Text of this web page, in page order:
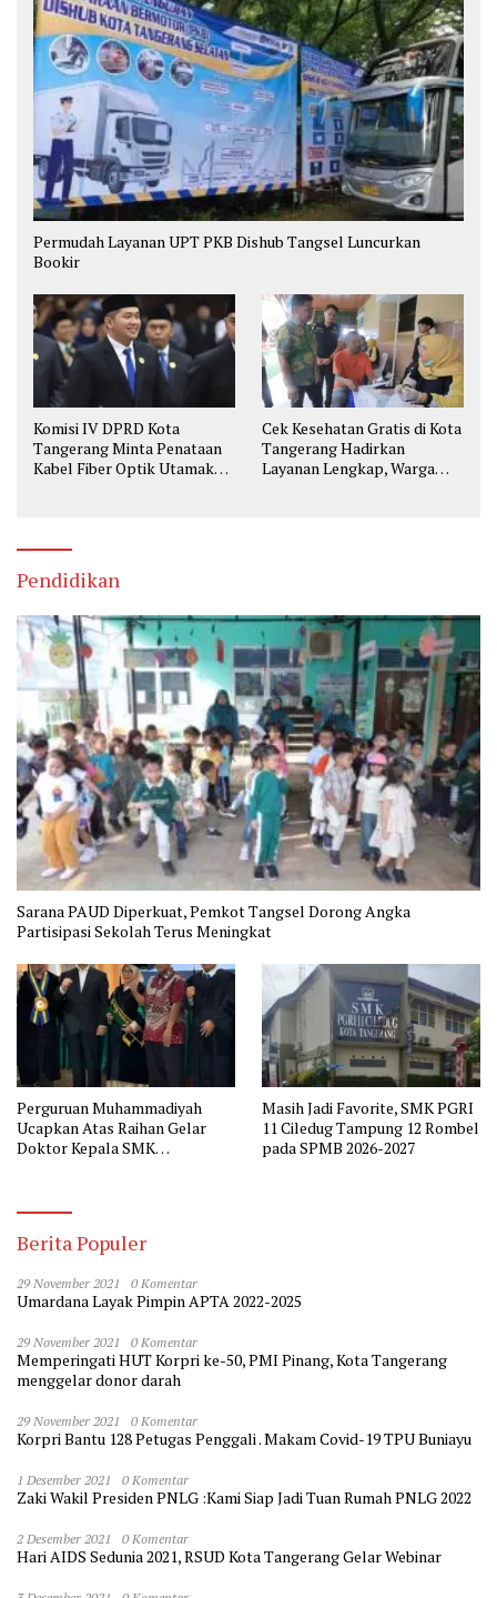
Permudah Layanan UPT PKB Dishub Tangsel Luncurkan
Bookir
Komisi IV DPRD Kota
Tangerang Minta Penataan
Kabel Fiber Optik Utamakan
Cek Kesehatan Gratis di Kota
Tangerang Hadirkan
Layanan Lengkap, Warga
Pendidikan
Sarana PAUD Diperkuat, Pemkot Tangsel Dorong Angka
Partisipasi Sekolah Terus Meningkat
Perguruan Muhammadiyah
Ucapkan Atas Raihan Gelar
Doktor Kepala SMK
Masih Jadi Favorite, SMK PGRI
11 Ciledug Tampung 12 Rombel
pada SPMB 2026-2027
Berita Populer
29 November 2021 0 Komentar
Umardana Layak Pimpin APTA 2022-2025
29 November 2021 0 Komentar
Memperingati HUT Korpri ke-50, PMI Pinang, Kota Tangerang
menggelar donor darah
29 November 2021 0 Komentar
Korpri Bantu 128 Petugas Penggali . Makam Covid-19 TPU Buniayu
1 Desember 2021 0 Komentar
Zaki Wakil Presiden PNLG :Kami Siap Jadi Tuan Rumah PNLG 2022
2 Desember 2021 0 Komentar
Hari AIDS Sedunia 2021, RSUD Kota Tangerang Gelar Webinar